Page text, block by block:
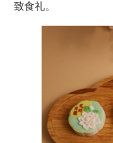
致食礼。